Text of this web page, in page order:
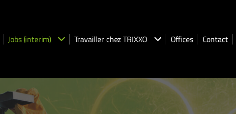
Jobs (interim) Travailler chez TRIXXO Offices Contact